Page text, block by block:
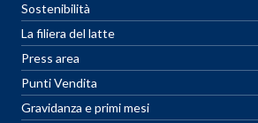
Sostenibilità
La filiera del latte
Press area
Punti Vendita
Gravidanza e primi mesi